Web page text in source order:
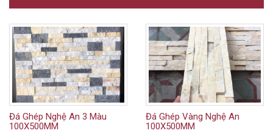
Đá Ghép Nghệ An 3 Màu
100X500MM
Đá Ghép Vàng Nghệ An
100X500MM